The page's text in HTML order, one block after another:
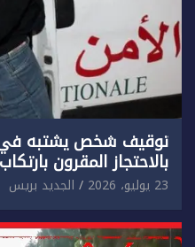
توقيف شخص يشتبه
بالاحتجاز المقرون
إضرام النار عمدا.
23 يوليو، 2026 الجديد بريس